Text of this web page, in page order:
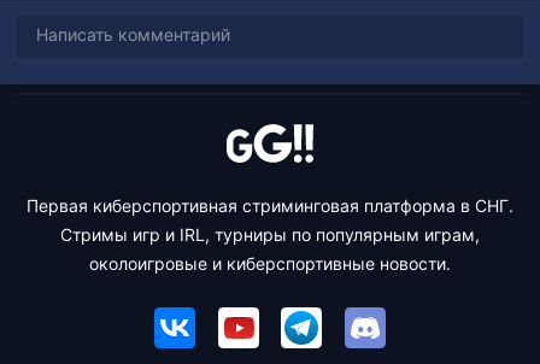
Написать комментарий
Первая киберспортивная стриминговая платформа в СНГ.
Стримы игр и IRL, турниры по популярным играм,
околоигровые и киберспортивные новости.